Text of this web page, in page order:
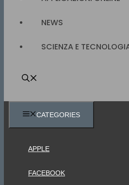
NEWS
SCIENZA E
CATEGORIES
APPLE
FACEBOOK